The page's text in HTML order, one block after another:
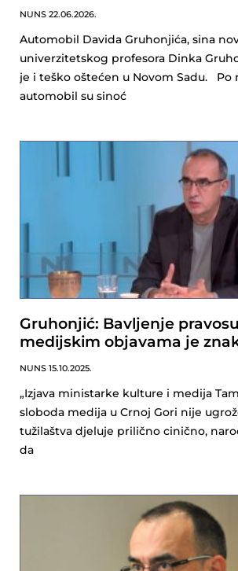
NUNS 22.06.2026.
Automobil Davida Gruhonjića, sina
univerzitetskog profesora Dinka
je i teško oštećen u Novom Sadu. Po
automobil su sinoć
Gruhonjić: Bavljenje
medijskim objavama je
NUNS 15.10.2025.
„Izjava ministarke kulture i medija
sloboda medija u Crnoj Gori nije
tužilaštva djeluje prilično cinično,
da